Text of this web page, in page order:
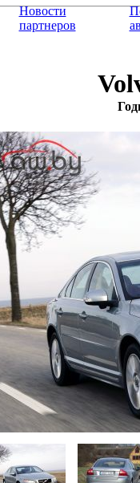
Новости
партнеров